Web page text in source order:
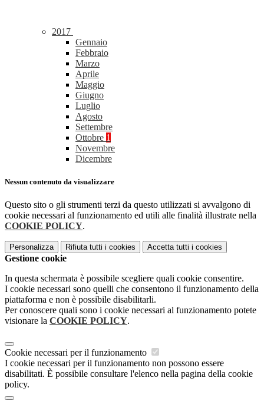
2017
Gennaio
Febbraio
Marzo
Aprile
Maggio
Giugno
Luglio
Agosto
Settembre
Ottobre 1
Novembre
Dicembre
Nessun contenuto da visualizzare
Questo sito o gli strumenti terzi da questo utilizzati si avvalgono di
cookie necessari al funzionamento ed utili alle finalità illustrate nella
COOKIE POLICY.
Personalizza Rifiuta tutti i cookies Accetta tutti i cookies
Gestione cookie
In questa schermata è possibile scegliere quali cookie consentire.
I cookie necessari sono quelli che consentono il funzionamento della
piattaforma e non è possibile disabilitarli.
Per conoscere quali sono i cookie necessari al funzionamento potete
visionare la COOKIE POLICY.
Cookie necessari per il funzionamento
I cookie necessari per il funzionamento non possono essere
disabilitati. È possibile consultare l'elenco nella pagina della cookie
policy.